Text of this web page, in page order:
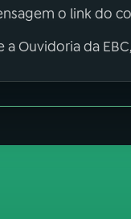
o link do
Ouvidoria da